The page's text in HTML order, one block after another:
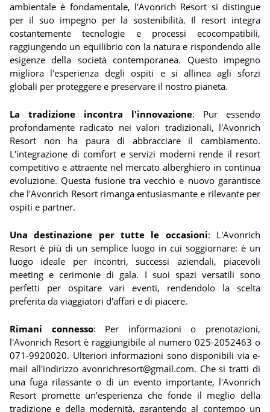
ambientale è fondamentale, l'Avonrich Resort si distingue
per il suo impegno per la sostenibilità. Il resort integra
costantemente tecnologie e processi ecocompatibili,
raggiungendo un equilibrio con la natura e rispondendo alle
esigenze della società contemporanea. Questo impegno
migliora l'esperienza degli ospiti e si allinea agli sforzi
globali per proteggere e preservare il nostro pianeta.
La tradizione incontra l'innovazione: Pur essendo
profondamente radicato nei valori tradizionali, l'Avonrich
Resort non ha paura di abbracciare il cambiamento.
L'integrazione di comfort e servizi moderni rende il resort
competitivo e attraente nel mercato alberghiero in continua
evoluzione. Questa fusione tra vecchio e nuovo garantisce
che l'Avonrich Resort rimanga entusiasmante e rilevante per
ospiti e partner.
Una destinazione per tutte le occasioni: L'Avonrich
Resort è più di un semplice luogo in cui soggiornare: è un
luogo ideale per incontri, successi aziendali, piacevoli
meeting e cerimonie di gala. I suoi spazi versatili sono
perfetti per ospitare vari eventi, rendendolo la scelta
preferita da viaggiatori d'affari e di piacere.
Rimani connesso: Per informazioni o prenotazioni,
l'Avonrich Resort è raggiungibile al numero 025-2052463 o
071-9920020. Ulteriori informazioni sono disponibili via e-
mail all'indirizzo avonrichresort@gmail.com. Che si tratti di
una fuga rilassante o di un evento importante, l'Avonrich
Resort promette un'esperienza che fonde il meglio della
tradizione e della modernità, garantendo al contempo un